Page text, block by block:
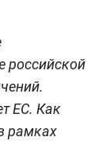
российской
ЕС. Как
рамках